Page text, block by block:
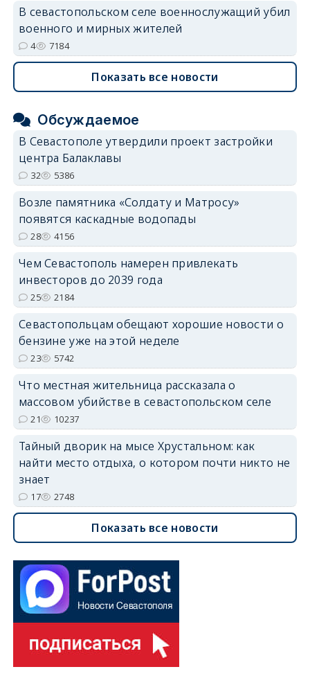
В севастопольском селе военнослужащий убил
военного и мирных жителей
4 7184
Показать все новости
Обсуждаемое
В Севастополе утвердили проект застройки
центра Балаклавы
32 5386
Возле памятника «Солдату и Матросу»
появятся каскадные водопады
28 4156
Чем Севастополь намерен привлекать
инвесторов до 2039 года
25 2184
Севастопольцам обещают хорошие новости о
бензине уже на этой неделе
23 5742
Что местная жительница рассказала о
массовом убийстве в севастопольском селе
21 10237
Тайный дворик на мысе Хрустальном: как
найти место отдыха, о котором почти никто не
знает
17 2748
Показать все новости